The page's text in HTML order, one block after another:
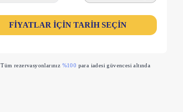
FİYATLAR İÇİN TARİH SEÇİN
Tüm rezervasyonlarınız %100 para iadesi güvencesi altında